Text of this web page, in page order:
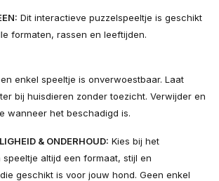
Dit interactieve puzzelspeeltje is geschikt
formaten, rassen en leeftijden.
enkel speeltje is onverwoestbaar. Laat
bij huisdieren zonder toezicht. Verwijder en
wanneer het beschadigd is.
& ONDERHOUD: Kies bij het
altijd een formaat, stijl en
geschikt is voor jouw hond. Geen enkel